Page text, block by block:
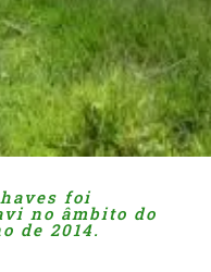
foi
no âmbito do
de 2014.